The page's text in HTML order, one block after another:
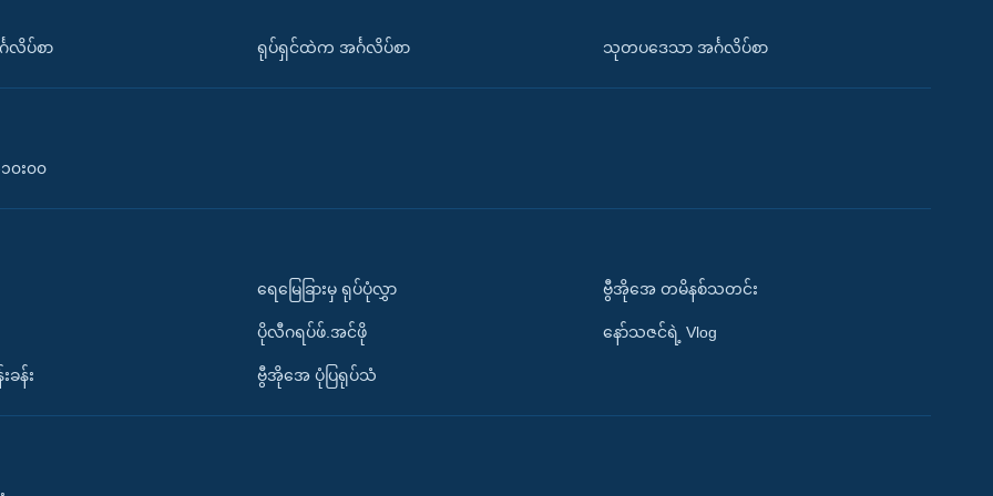
လိပ်စာ ရုပ်ရှင်ထဲက အင်္ဂလိပ်စာ သုတပဒေသာ အင်္ဂလိပ်စာ
၀း၀၀
ခန်း
ရေမြေခြားမှ ရုပ်ပုံလွှာ
ပိုလီဂရပ်ဖ်.အင်ဖို
ဗွီအိုအေ ပုံပြရုပ်သံ
ဗွီအိုအေ တမိနစ်သတင်း
နော်သဇင်ရဲ့ Vlog